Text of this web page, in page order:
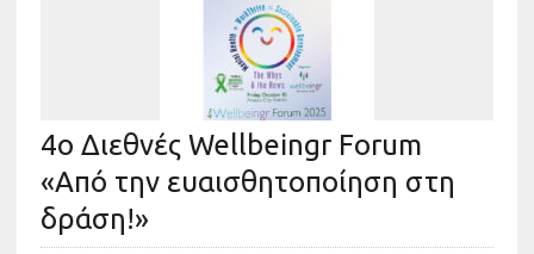
4ο Διεθνές Wellbeingr Forum
«Από την ευαισθητοποίηση στη
δράση!»